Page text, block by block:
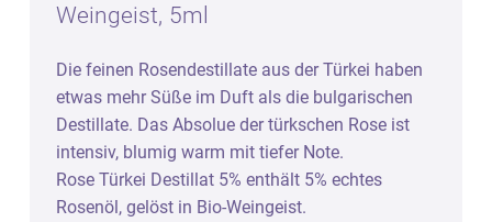
Weingeist, 5ml
Die feinen Rosendestillate aus der Türkei haben
etwas mehr Süße im Duft als die bulgarischen
Destillate. Das Absolue der türkschen Rose ist
intensiv, blumig warm mit tiefer Note.
Rose Türkei Destillat 5% enthält 5% echtes
Rosenöl, gelöst in Bio-Weingeist.